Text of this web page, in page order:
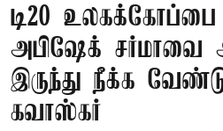
டி20 உலகக்கோப்பை
அபிஷேக் சர்மாவை
இருந்து நீக்க
கவாஸ்கர்